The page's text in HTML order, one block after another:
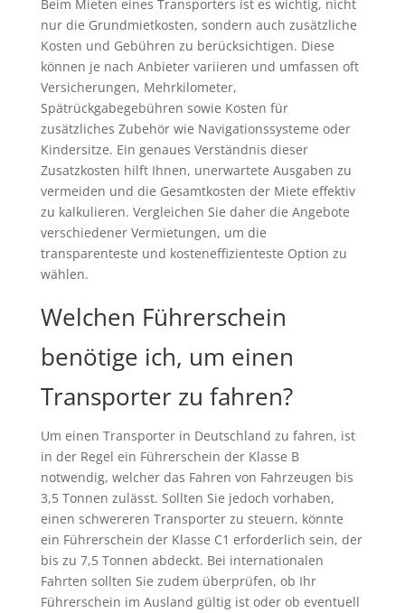
Beim Mieten eines Transporters ist es wichtig, nicht
nur die Grundmietkosten, sondern auch zusätzliche
Kosten und Gebühren zu berücksichtigen. Diese
können je nach Anbieter variieren und umfassen oft
Versicherungen, Mehrkilometer,
Spätrückgabegebühren sowie Kosten für
zusätzliches Zubehör wie Navigationssysteme oder
Kindersitze. Ein genaues Verständnis dieser
Zusatzkosten hilft Ihnen, unerwartete Ausgaben zu
vermeiden und die Gesamtkosten der Miete effektiv
zu kalkulieren. Vergleichen Sie daher die Angebote
verschiedener Vermietungen, um die
transparenteste und kosteneffizienteste Option zu
wählen.
Welchen Führerschein
benötige ich, um einen
Transporter zu fahren?
Um einen Transporter in Deutschland zu fahren, ist
in der Regel ein Führerschein der Klasse B
notwendig, welcher das Fahren von Fahrzeugen bis
3,5 Tonnen zulässt. Sollten Sie jedoch vorhaben,
einen schwereren Transporter zu steuern, könnte
ein Führerschein der Klasse C1 erforderlich sein, der
bis zu 7,5 Tonnen abdeckt. Bei internationalen
Fahrten sollten Sie zudem überprüfen, ob Ihr
Führerschein im Ausland gültig ist oder ob eventuell